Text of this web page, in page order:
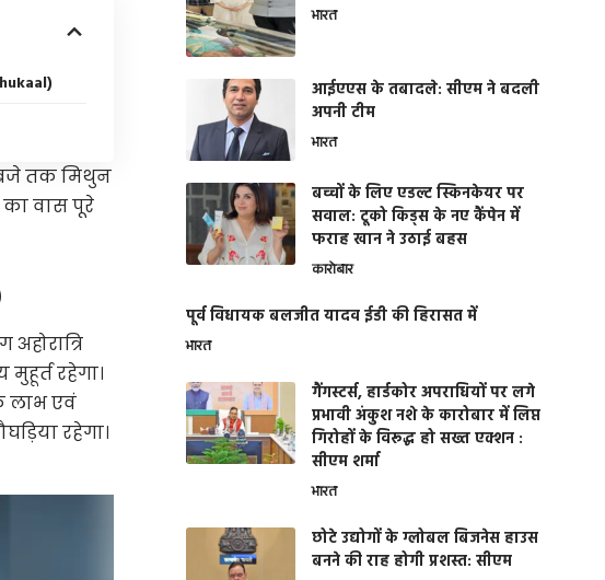
बजे तक मिथुन
का वास पूरे
रहेगा।
लाभ एवं
रहेगा।
भारत
आईएएस के तबादले: सीएम ने बदली
अपनी टीम
भारत
बच्चों के लिए एडल्ट स्किनकेयर पर
सवाल: टूको किड्स के नए कैंपेन में
फराह खान ने उठाई बहस
कारोबार
पूर्व विधायक बलजीत यादव ईडी की हिरासत में
भारत
गैंगस्टर्स, हार्डकोर अपराधियों पर लगे
प्रभावी अंकुश नशे के कारोबार में लिप्त
गिरोहों के विरूद्ध हो सख्त एक्शन :
सीएम शर्मा
भारत
छोटे उद्योगों के ग्लोबल बिजनेस हाउस
बनने की राह होगी प्रशस्त: सीएम